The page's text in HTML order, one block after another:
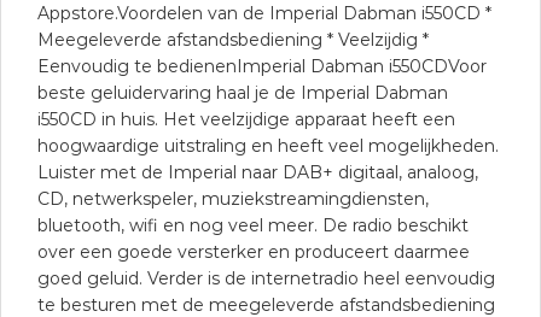
Appstore.Voordelen van de Imperial Dabman i550CD *
Meegeleverde afstandsbediening * Veelzijdig *
Eenvoudig te bedienenImperial Dabman i550CDVoor
beste geluidervaring haal je de Imperial Dabman
i550CD in huis. Het veelzijdige apparaat heeft een
hoogwaardige uitstraling en heeft veel mogelijkheden.
Luister met de Imperial naar DAB+ digitaal, analoog,
CD, netwerkspeler, muziekstreamingdiensten,
bluetooth, wifi en nog veel meer. De radio beschikt
over een goede versterker en produceert daarmee
goed geluid. Verder is de internetradio heel eenvoudig
te besturen met de meegeleverde afstandsbediening